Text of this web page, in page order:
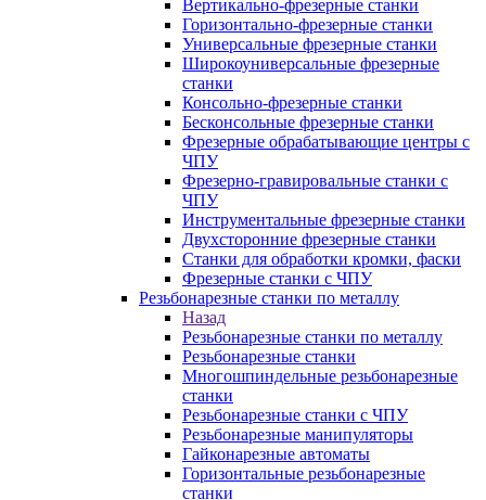
Вертикально-фрезерные станки
Горизонтально-фрезерные станки
Универсальные фрезерные станки
Широкоуниверсальные фрезерные
станки
Консольно-фрезерные станки
Бесконсольные фрезерные станки
Фрезерные обрабатывающие центры с
ЧПУ
Фрезерно-гравировальные станки с
ЧПУ
Инструментальные фрезерные станки
Двухсторонние фрезерные станки
Станки для обработки кромки, фаски
Фрезерные станки с ЧПУ
Резьбонарезные станки по металлу
Назад
Резьбонарезные станки по металлу
Резьбонарезные станки
Многошпиндельные резьбонарезные
станки
Резьбонарезные станки с ЧПУ
Резьбонарезные манипуляторы
Гайконарезные автоматы
Горизонтальные резьбонарезные
станки